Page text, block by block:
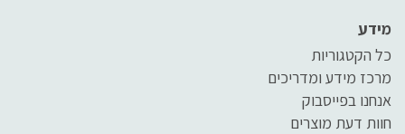
מידע
כל הקטגוריות
מרכז מידע ומדריכים
אנחנו בפייסבוק
חוות דעת מוצרים